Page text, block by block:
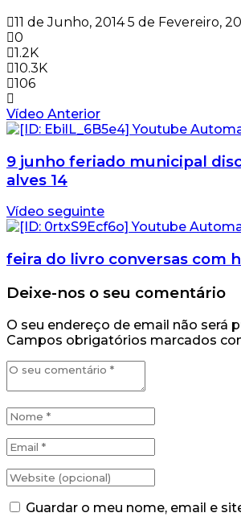
11 de Junho, 2014 5 de Fevereiro,
0
1.2K
10.3K
106
Vídeo Anterior
9 junho feriado municipal
alves 14
Vídeo seguinte
feira do livro conversas com
Deixe-nos o seu comentário
O seu endereço de email não será
Campos obrigatórios marcados
Guardar o meu nome, email e